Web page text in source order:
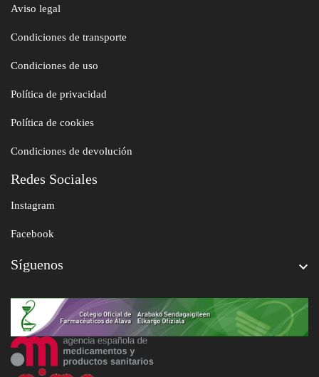
Aviso legal
Condiciones de transporte
Condiciones de uso
Política de privacidad
Política de cookies
Condiciones de devolución
Redes Sociales
Instagram
Facebook
Síguenos 